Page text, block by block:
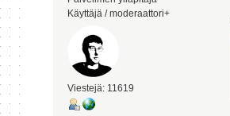
Käyttäjä / moderaattori+
Viestejä: 11619